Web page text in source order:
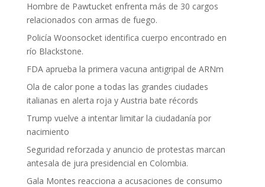
Hombre de Pawtucket enfrenta más de 30 cargos
relacionados con armas de fuego.
Policía Woonsocket identifica cuerpo encontrado en
río Blackstone.
FDA aprueba la primera vacuna antigripal de ARNm
Ola de calor pone a todas las grandes ciudades
italianas en alerta roja y Austria bate récords
Trump vuelve a intentar limitar la ciudadanía por
nacimiento
Seguridad reforzada y anuncio de protestas marcan
antesala de jura presidencial en Colombia.
Gala Montes reacciona a acusaciones de consumo